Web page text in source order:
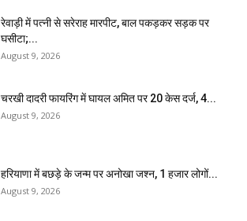
रेवाड़ी में पत्नी से सरेराह मारपीट, बाल पकड़कर सड़क पर
घसीटा;...
August 9, 2026
चरखी दादरी फायरिंग में घायल अमित पर 20 केस दर्ज, 4...
August 9, 2026
हरियाणा में बछड़े के जन्म पर अनोखा जश्न, 1 हजार लोगों...
August 9, 2026